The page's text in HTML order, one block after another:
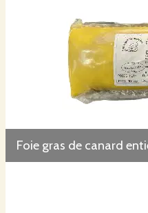
Foie gras de canard